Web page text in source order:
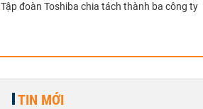
Tập đoàn Toshiba chia tách thành ba công ty
TIN MỚI